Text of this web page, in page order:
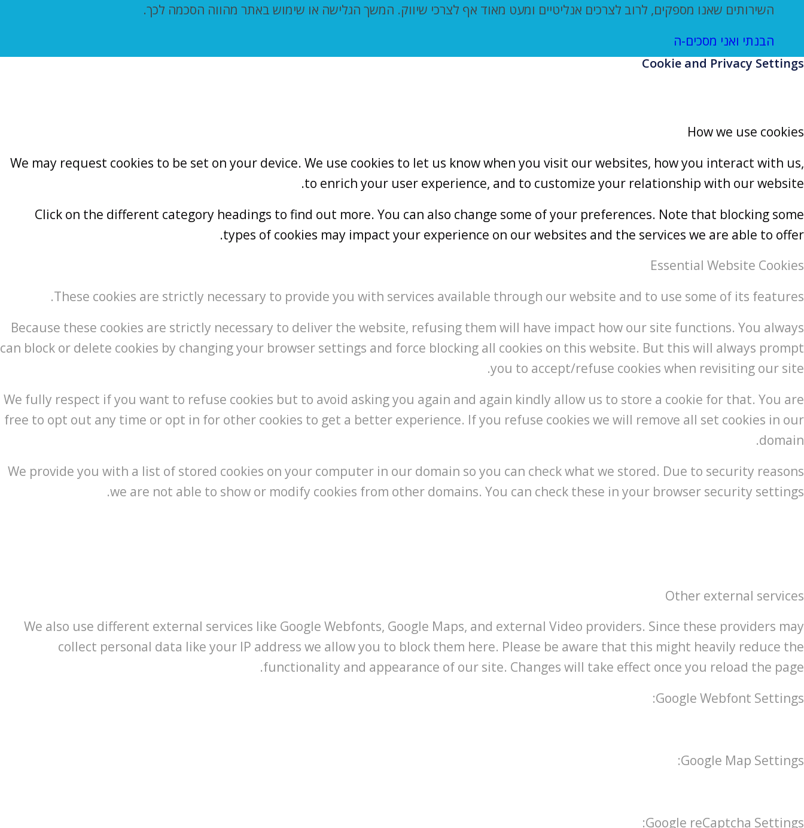
השירותים שאנו מספקים, לרוב לצרכים אנליטיים ומעט מאוד אף לצרכי שיווק. המשך הגלישה או שימוש באתר מהווה הסכמה לכך.
הבנתי ואני מסכים-ה
Cookie and Privacy Settings
How we use cookies
We may request cookies to be set on your device. We use cookies to let us know when you visit our websites, how you interact with us,
to enrich your user experience, and to customize your relationship with our website.
Click on the different category headings to find out more. You can also change some of your preferences. Note that blocking some
types of cookies may impact your experience on our websites and the services we are able to offer.
Essential Website Cookies
These cookies are strictly necessary to provide you with services available through our website and to use some of its features.
Because these cookies are strictly necessary to deliver the website, refusing them will have impact how our site functions. You always
can block or delete cookies by changing your browser settings and force blocking all cookies on this website. But this will always prompt
you to accept/refuse cookies when revisiting our site.
We fully respect if you want to refuse cookies but to avoid asking you again and again kindly allow us to store a cookie for that. You are
free to opt out any time or opt in for other cookies to get a better experience. If you refuse cookies we will remove all set cookies in our
domain.
We provide you with a list of stored cookies on your computer in our domain so you can check what we stored. Due to security reasons
we are not able to show or modify cookies from other domains. You can check these in your browser security settings.
Other external services
We also use different external services like Google Webfonts, Google Maps, and external Video providers. Since these providers may
collect personal data like your IP address we allow you to block them here. Please be aware that this might heavily reduce the
functionality and appearance of our site. Changes will take effect once you reload the page.
Google Webfont Settings:
Google Map Settings:
Google reCaptcha Settings: